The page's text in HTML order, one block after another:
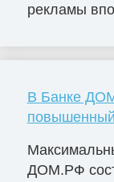
рекламы
В Банке
ДОМ.РФ